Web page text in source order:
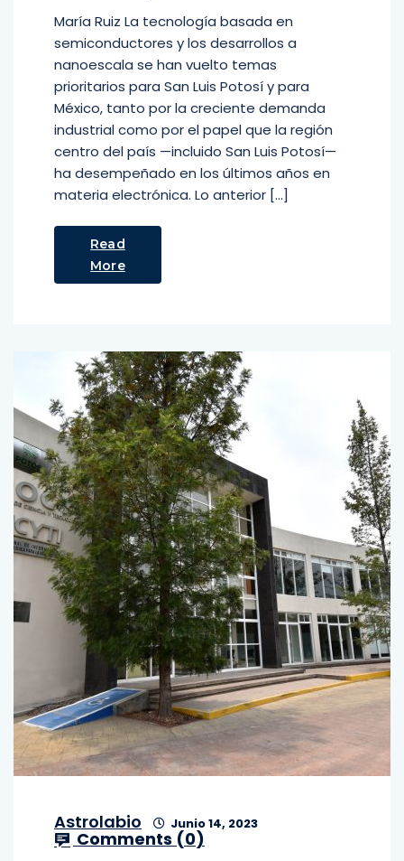
María Ruiz La tecnología basada en
semiconductores y los desarrollos a
nanoescala se han vuelto temas
prioritarios para San Luis Potosí y para
México, tanto por la creciente demanda
industrial como por el papel que la región
centro del país —incluido San Luis Potosí—
ha desempeñado en los últimos años en
materia electrónica. Lo anterior […]
Read
More
Astrolabio Junio 14, 2023
Comments (0)